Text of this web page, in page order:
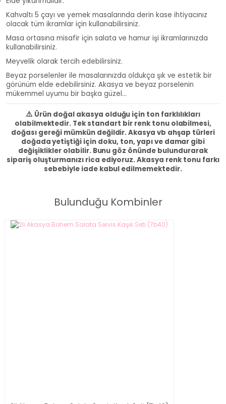
Kahvaltı 5 çayı ve yemek masalarında derin kase ihtiyacınız
olacak tüm ikramlar için kullanabilirsiniz.
Masa ortasına misafir için salata ve hamur işi ikramlarınızda
kullanabilirsiniz.
Meyvelik olarak tercih edebilirsiniz.
Beyaz porselenler ile masalarınızda oldukça şık ve estetik bir
görünüm elde edebilirsiniz. Akasya ve beyaz porselenin
mükemmel uyumu bir başka güzel...
⚠️ Ürün doğal akasya olduğu için ton farklılıkları
olabilmektedir. Tek standart bir renk tonu olabilmesi,
doğası gereği mümkün değildir. Akasya vb ahşap türleri
doğada yetiştiği için doku, ton, yapı ve damar gibi
değişiklikler olabilir. Bunu göz önünde bulundurarak
sipariş oluşturmanızı rica ediyoruz. Akasya renk tonu farkı
sebebiyle iade kabul edilmemektedir.
Bulunduğu Kombinler